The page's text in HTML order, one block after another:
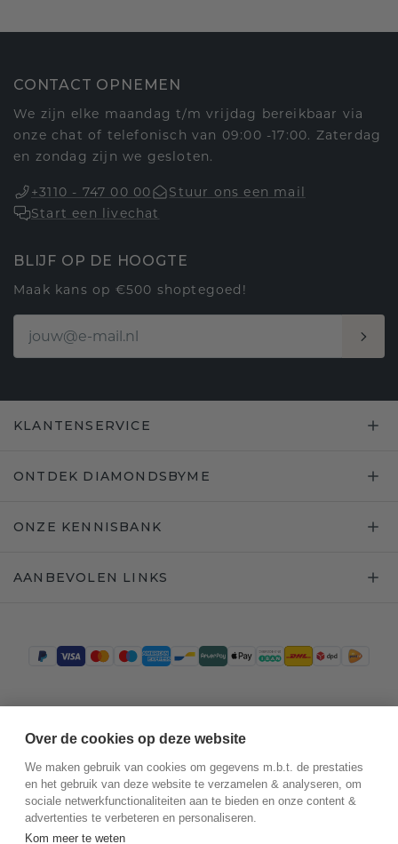
CONTACT OPNEMEN
We zijn elke maandag t/m vrijdag bereikbaar via
onze chat of telefonisch van 09:00 -17:00. Zaterdag
en zondag zijn we gesloten.
+3110 - 747 00 00
Stuur ons een mail
Start een livechat
BLIJF OP DE HOOGTE
Maak kans op €500 shoptegoed!
KLANTENSERVICE
ONTDEK DIAMONDSBYME
ONZE KENNISBANK
AANBEVOLEN LINKS
Over de cookies op deze website
We maken gebruik van cookies om gegevens m.b.t. de prestaties
en het gebruik van deze website te verzamelen & analyseren, om
sociale netwerkfunctionaliteiten aan te bieden en onze content &
advertenties te verbeteren en personaliseren.
Kom meer te weten